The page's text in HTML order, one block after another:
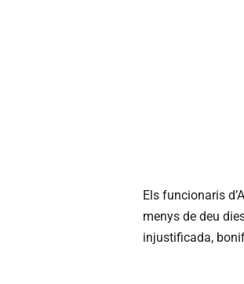
Els funcionaris
menys de deu
injustificada,